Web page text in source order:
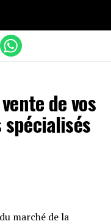
de vos
marché de la